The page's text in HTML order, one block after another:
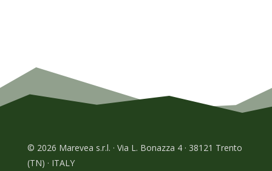
© 2026 Marevea s.r.l. · Via L. Bonazza 4 · 38121 Trento
(TN) · ITALY